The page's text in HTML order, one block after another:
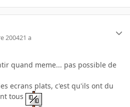
200421 a
quand meme... pas possible de
ecrans plats, c'est qu'ils ont du
tous